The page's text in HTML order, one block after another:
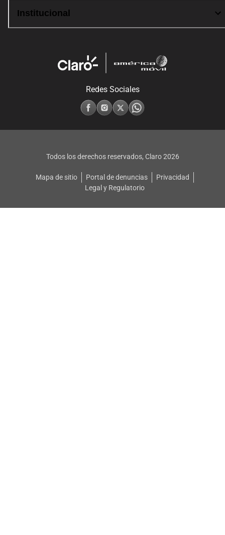
Institucional
Redes Sociales
Todos los derechos reservados, Claro 2026
Mapa de sitio Portal de denuncias
Privacidad
Legal y Regulatorio